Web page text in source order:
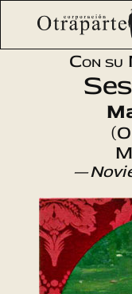
Saltar
Otraparte.org/
Con
—